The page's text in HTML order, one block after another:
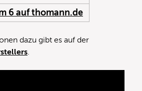
6 auf thomann.de
dazu gibt es auf der
.